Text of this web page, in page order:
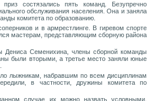
состязались пять команд. Безупречно
обслуживания населения. Она и заняла
комитета по образованию.
и в армрестлинге. В гиревом спорте
мастерам, представляющим сборную района
Дениса Семенихина, члены сборной команды
были вторыми, а третье место заняли юные
лыжникам, набравшим по всем дисциплинам
в частности, дружины комитета по
случае их можно назвать условными.